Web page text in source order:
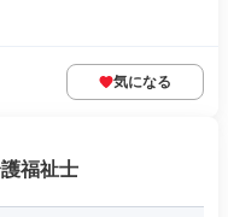
気になる
福祉士